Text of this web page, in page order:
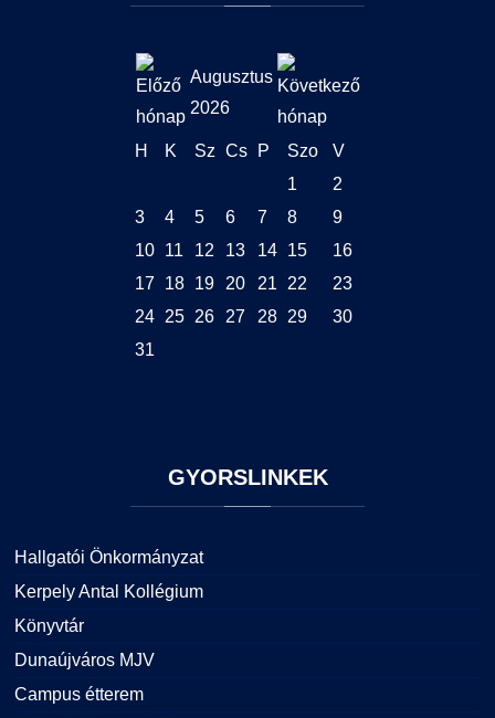
Augusztus
2026
H K Sz Cs P Szo
V
1
2
3
4 5 6 7 8
9
10
11 12 13 14 15
16
17
18 19 20 21 22
23
24 25 26 27 28 29
30
31
GYORSLINKEK
Hallgatói Önkormányzat
Kerpely Antal Kollégium
Könyvtár
Dunaújváros MJV
Campus étterem